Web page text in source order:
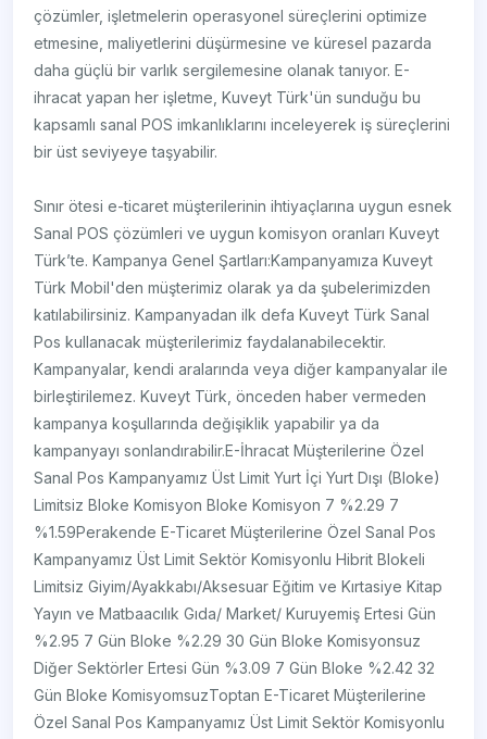
çözümler, işletmelerin operasyonel süreçlerini optimize
etmesine, maliyetlerini düşürmesine ve küresel pazarda
daha güçlü bir varlık sergilemesine olanak tanıyor. E-
ihracat yapan her işletme, Kuveyt Türk'ün sunduğu bu
kapsamlı sanal POS imkanlıklarını inceleyerek iş süreçlerini
bir üst seviyeye taşyabilir.
Sınır ötesi e-ticaret müşterilerinin ihtiyaçlarına uygun esnek
Sanal POS çözümleri ve uygun komisyon oranları Kuveyt
Türk’te. Kampanya Genel Şartları:Kampanyamıza Kuveyt
Türk Mobil'den müşterimiz olarak ya da şubelerimizden
katılabilirsiniz. Kampanyadan ilk defa Kuveyt Türk Sanal
Pos kullanacak müşterilerimiz faydalanabilecektir.
Kampanyalar, kendi aralarında veya diğer kampanyalar ile
birleştirilemez. Kuveyt Türk, önceden haber vermeden
kampanya koşullarında değişiklik yapabilir ya da
kampanyayı sonlandırabilir.E-İhracat Müşterilerine Özel
Sanal Pos Kampanyamız Üst Limit Yurt İçi Yurt Dışı (Bloke)
Limitsiz Bloke Komisyon Bloke Komisyon 7 %2.29 7
%1.59Perakende E-Ticaret Müşterilerine Özel Sanal Pos
Kampanyamız Üst Limit Sektör Komisyonlu Hibrit Blokeli
Limitsiz Giyim/Ayakkabı/Aksesuar Eğitim ve Kırtasiye Kitap
Yayın ve Matbaacılık Gıda/ Market/ Kuruyemiş Ertesi Gün
%2.95 7 Gün Bloke %2.29 30 Gün Bloke Komisyonsuz
Diğer Sektörler Ertesi Gün %3.09 7 Gün Bloke %2.42 32
Gün Bloke KomisyomsuzToptan E-Ticaret Müşterilerine
Özel Sanal Pos Kampanyamız Üst Limit Sektör Komisyonlu